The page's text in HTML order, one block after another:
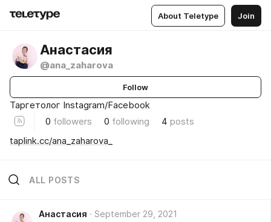
About Teletype Join
Анастасия
@ana_zaharova
Follow
Таргетолог Instagram/Facebook
0 followers 0 following 4 posts
taplink.cc/ana_zaharova_
ALL POSTS
Анастасия September 29, 2021